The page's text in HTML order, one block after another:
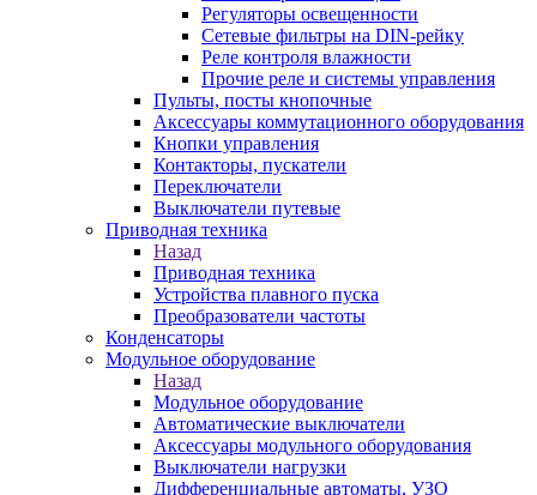
Регуляторы освещенности
Сетевые фильтры на DIN-рейку
Реле контроля влажности
Прочие реле и системы управления
Пульты, посты кнопочные
Аксессуары коммутационного оборудования
Кнопки управления
Контакторы, пускатели
Переключатели
Выключатели путевые
Приводная техника
Назад
Приводная техника
Устройства плавного пуска
Преобразователи частоты
Конденсаторы
Модульное оборудование
Назад
Модульное оборудование
Автоматические выключатели
Аксессуары модульного оборудования
Выключатели нагрузки
Дифференциальные автоматы, УЗО